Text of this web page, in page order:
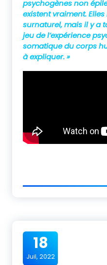
psychogènes non
existent vraiment.
surnaturel, mais il y a
jeu de l’expérience
somatique du corps
à expliquer. »
18
Juil, 2022